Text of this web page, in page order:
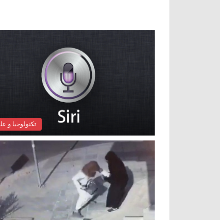
تكنولوجيا و